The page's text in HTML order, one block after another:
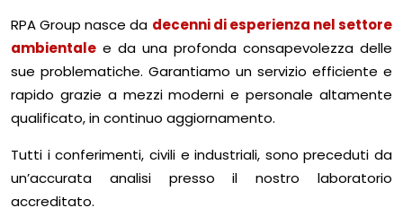
RPA Group nasce da decenni di esperienza nel settore
ambientale e da una profonda consapevolezza delle
sue problematiche. Garantiamo un servizio efficiente e
rapido grazie a mezzi moderni e personale altamente
qualificato, in continuo aggiornamento.
Tutti i conferimenti, civili e industriali, sono preceduti da
un’accurata analisi presso il nostro laboratorio
accreditato.